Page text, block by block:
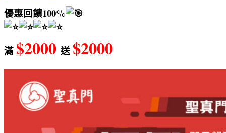
優惠回饋100%
滿 $2000 送 $2000